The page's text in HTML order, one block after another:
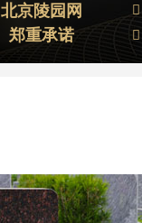
北京陵园网
郑重承诺